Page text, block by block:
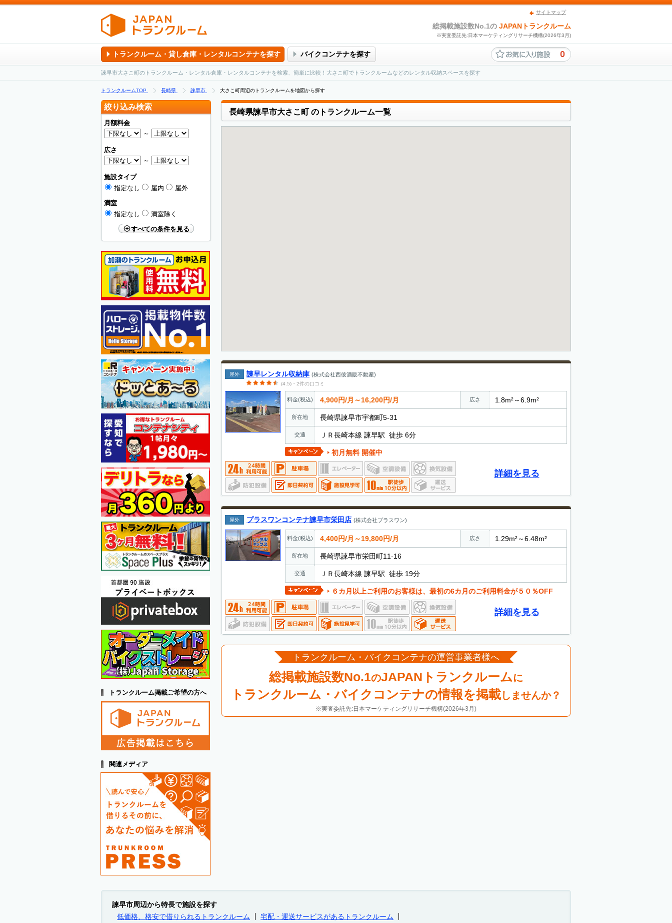
サイトマップ
総掲載施設数No.1の JAPANトランクルーム
※実査委託先:日本マーケティングリサーチ機構(2026年3月)
トランクルーム・貸し倉庫・レンタルコンテナを探す バイクコンテナを探す 0
諫早市大さこ町のトランクルーム・レンタル倉庫・レンタルコンテナを検索、簡単に比較！大さこ町でトランクルームなどのレンタル収納スペースを探す
トランクルームTOP 長崎県 諫早市 大さこ町周辺のトランクルームを地図から探す
長崎県諫早市大さこ町のトランクルーム一覧
屋外 諫早レンタル収納庫 (株式会社西彼酒販不動産)
(4.5)・2件の口コミ
料金(税込) 4,900円/月～16,200円/月 広さ 1.8m²～6.9m²
所在地 長崎県諫早市宇都町5-31
交通 ＪＲ長崎本線 諫早駅 徒歩 6分
初月無料 開催中
詳細を見る
屋外 プラスワンコンテナ諫早市栄田店 (株式会社プラスワン)
料金(税込) 4,400円/月～19,800円/月 広さ 1.29m²～6.48m²
所在地 長崎県諫早市栄田町11-16
交通 ＪＲ長崎本線 諫早駅 徒歩 19分
６カ月以上ご利用のお客様は、最初の6カ月のご利用料金が５０％OFF
詳細を見る
トランクルーム・バイクコンテナの運営事業者様へ
総掲載施設数No.1のJAPANトランクルームに
トランクルーム・バイクコンテナの情報を掲載しませんか？
※実査委託先:日本マーケティングリサーチ機構(2026年3月)
絞り込み検索
月額料金
～
広さ
～
施設タイプ
指定なし
屋内
屋外
満室
指定なし
満室除く
すべての条件を見る
トランクルーム掲載ご希望の方へ
関連メディア
諫早市周辺から特長で施設を探す
低価格、格安で借りられるトランクルーム
宅配・運送サービスがあるトランクルーム